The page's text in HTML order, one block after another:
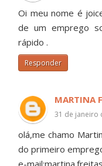
Oi meu nome é
de um emprego
rápido .
Responder
MARTINA
31 de janeiro
olá,me chamo
do primeiro
e-